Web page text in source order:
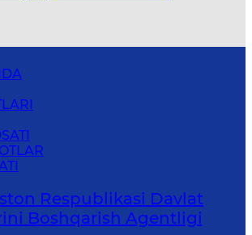
Respublikasi Davlat
Boshqarish Agentligi